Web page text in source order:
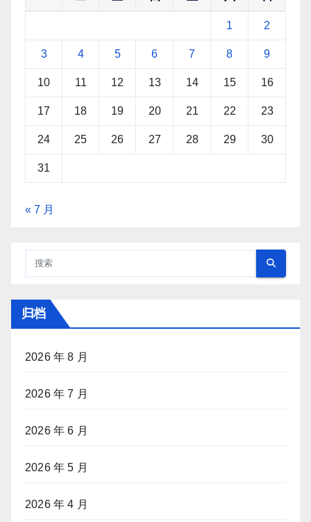
1 2
3 4 5 6 7 8 9
10 11 12 13 14 15 16
17 18 19 20 21 22 23
24 25 26 27 28 29 30
31
« 7 月
归档
2026 年 8 月
2026 年 7 月
2026 年 6 月
2026 年 5 月
2026 年 4 月